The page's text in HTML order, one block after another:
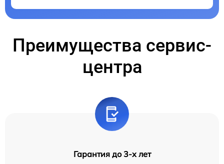
Преимущества сервис-
центра
Гарантия до 3-х лет